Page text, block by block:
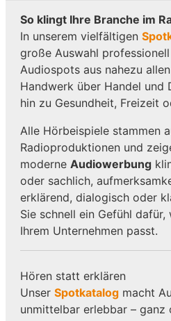
So klingt Ihre Branche im
In unserem vielfältigen
große Auswahl
Audiospots aus nahezu
Handwerk über Handel und
hin zu Gesundheit, Freizeit
Alle Hörbeispiele stammen
Radioproduktionen und
moderne Audiowerbung
oder sachlich,
erklärend, dialogisch oder
Sie schnell ein Gefühl
Ihrem Unternehmen passt.
Hören statt erklären
Unser Spotkatalogmacht
unmittelbar erlebbar – ganz